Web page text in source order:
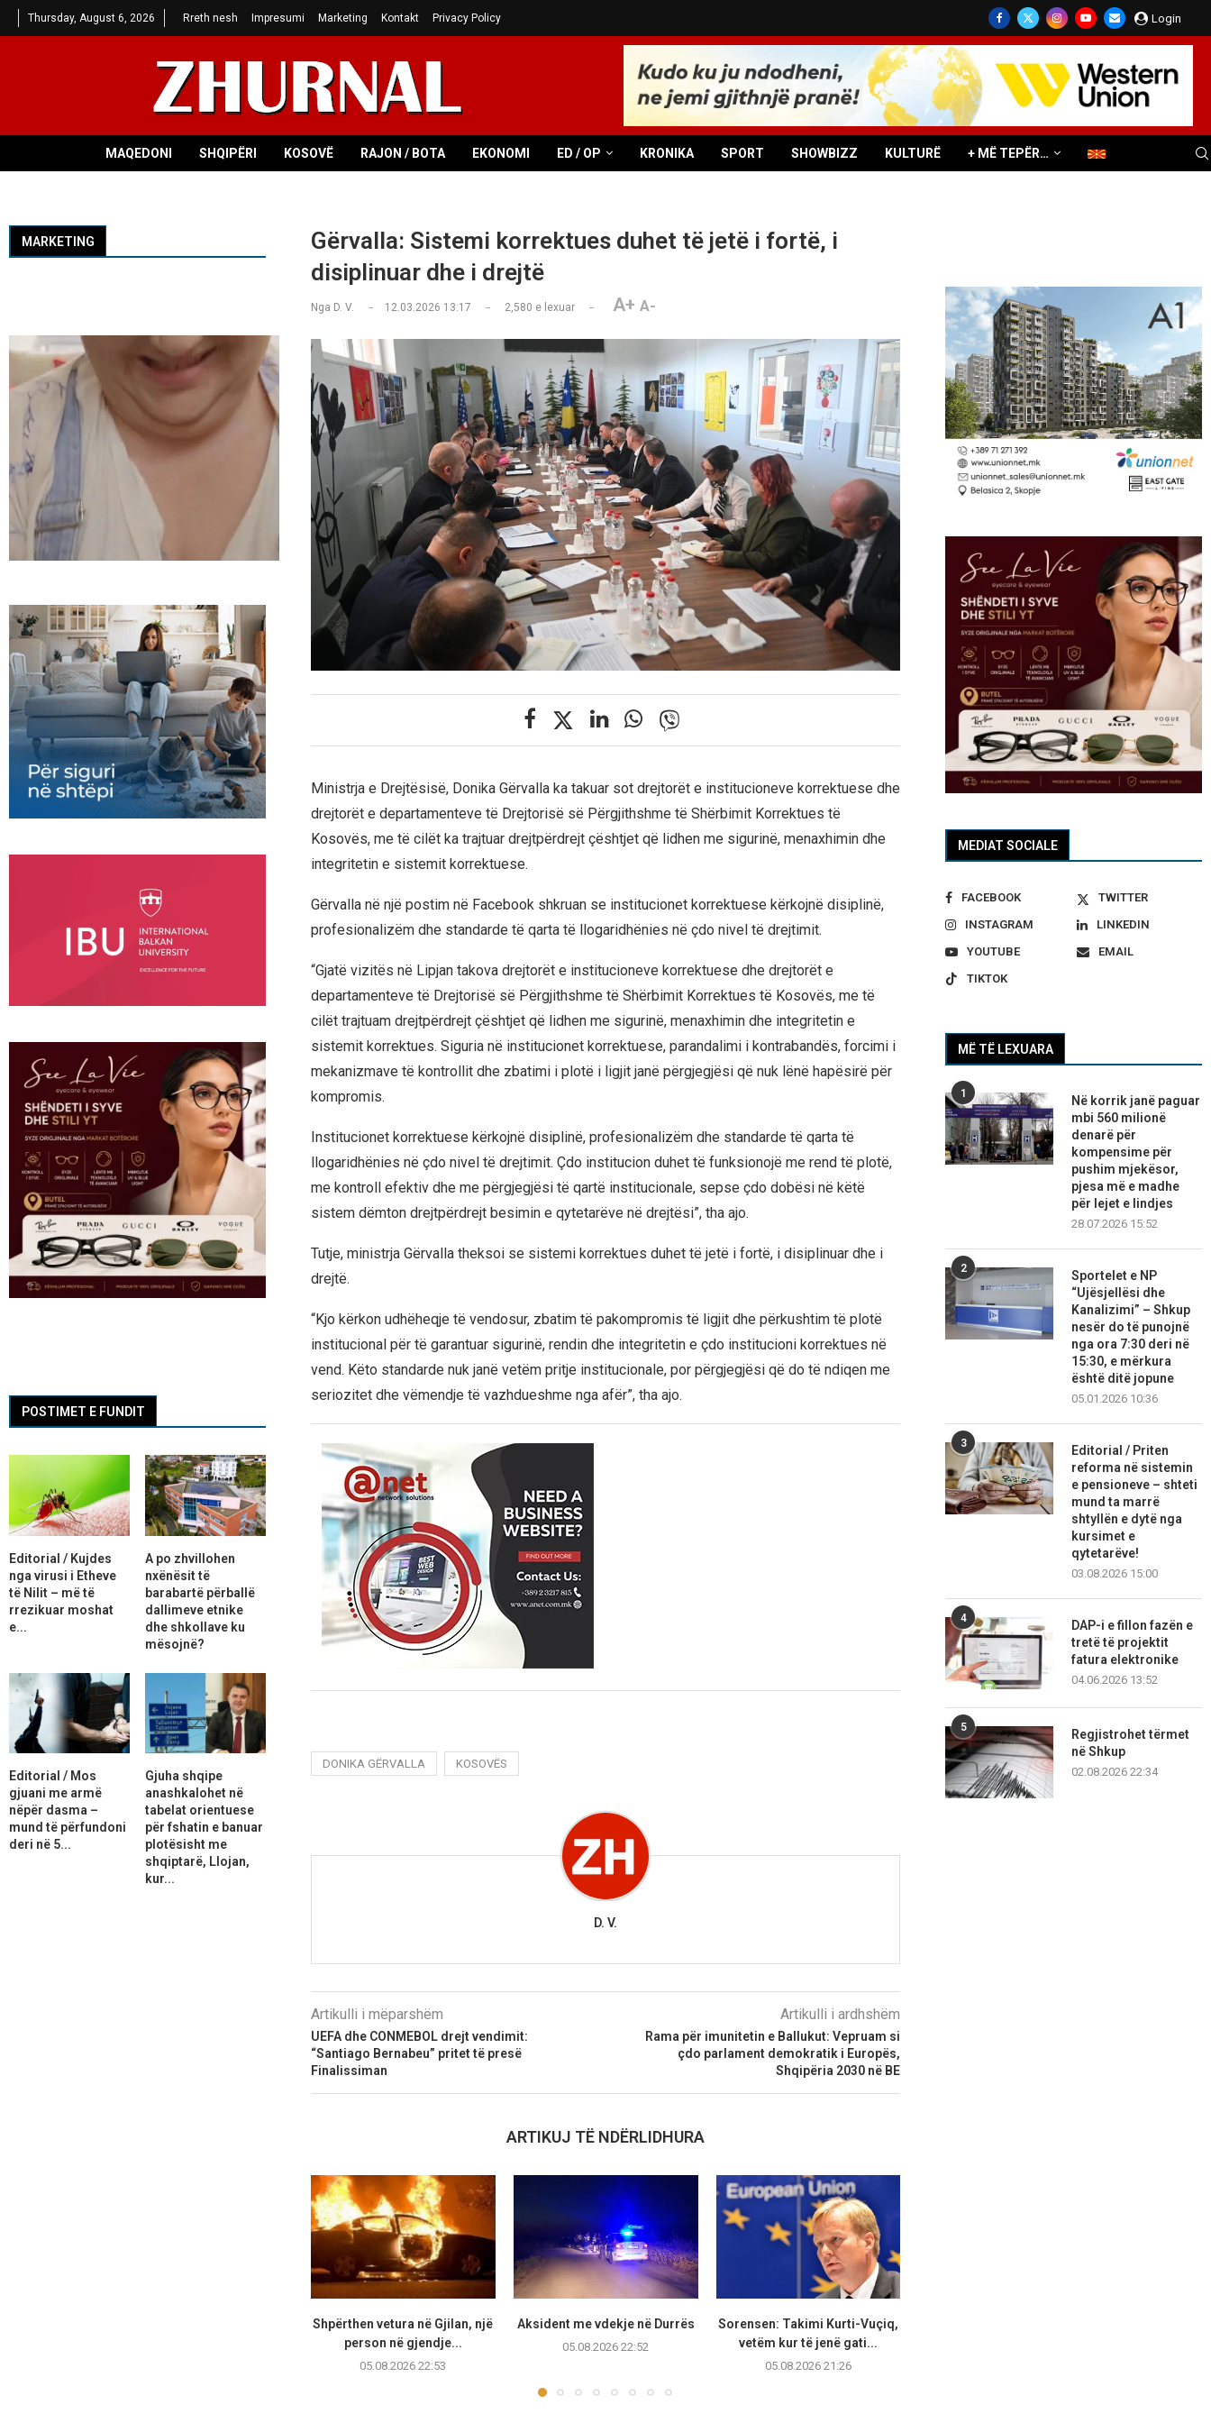
Thursday, August 6, 2026 Rreth nesh Impresumi Marketing Kontakt Privacy Policy Login
MAQEDONI SHQIPËRI KOSOVË RAJON / BOTA EKONOMI ED / OP KRONIKA SPORT SHOWBIZZ KULTURË + MË TEPËR…
Gërvalla: Sistemi korrektues duhet të jetë i fortë, i
disiplinuar dhe i drejtë
Nga D. V. 12.03.2026 13:17 2,580 e lexuar A+ A-
Ministrja e Drejtësisë, Donika Gërvalla ka takuar sot drejtorët e institucioneve korrektuese dhe
drejtorët e departamenteve të Drejtorisë së Përgjithshme të Shërbimit Korrektues të
Kosovës, me të cilët ka trajtuar drejtpërdrejt çështjet që lidhen me sigurinë, menaxhimin dhe
integritetin e sistemit korrektuese.
Gërvalla në një postim në Facebook shkruan se institucionet korrektuese kërkojnë disiplinë,
profesionalizëm dhe standarde të qarta të llogaridhënies në çdo nivel të drejtimit.
“Gjatë vizitës në Lipjan takova drejtorët e institucioneve korrektuese dhe drejtorët e
departamenteve të Drejtorisë së Përgjithshme të Shërbimit Korrektues të Kosovës, me të
cilët trajtuam drejtpërdrejt çështjet që lidhen me sigurinë, menaxhimin dhe integritetin e
sistemit korrektues. Siguria në institucionet korrektuese, parandalimi i kontrabandës, forcimi i
mekanizmave të kontrollit dhe zbatimi i plotë i ligjit janë përgjegjësi që nuk lënë hapësirë për
kompromis.
Institucionet korrektuese kërkojnë disiplinë, profesionalizëm dhe standarde të qarta të
llogaridhënies në çdo nivel të drejtimit. Çdo institucion duhet të funksionojë me rend të plotë,
me kontroll efektiv dhe me përgjegjësi të qartë institucionale, sepse çdo dobësi në këtë
sistem dëmton drejtpërdrejt besimin e qytetarëve në drejtësi”, tha ajo.
Tutje, ministrja Gërvalla theksoi se sistemi korrektues duhet të jetë i fortë, i disiplinuar dhe i
drejtë.
“Kjo kërkon udhëheqje të vendosur, zbatim të pakompromis të ligjit dhe përkushtim të plotë
institucional për të garantuar sigurinë, rendin dhe integritetin e çdo institucioni korrektues në
vend. Këto standarde nuk janë vetëm pritje institucionale, por përgjegjësi që do të ndiqen me
seriozitet dhe vëmendje të vazhdueshme nga afër”, tha ajo.
DONIKA GËRVALLA KOSOVËS
D. V.
Artikulli i mëparshëm
UEFA dhe CONMEBOL drejt vendimit:
“Santiago Bernabeu” pritet të presë
Finalissiman
Artikulli i ardhshëm
Rama për imunitetin e Ballukut: Vepruam si
çdo parlament demokratik i Europës,
Shqipëria 2030 në BE
ARTIKUJ TË NDËRLIDHURA
Shpërthen vetura në Gjilan, një
person në gjendje...
05.08.2026 22:53
Aksident me vdekje në Durrës
05.08.2026 22:52
Sorensen: Takimi Kurti-Vuçiq,
vetëm kur të jenë gati...
05.08.2026 21:26
MEDIAT SOCIALE
FACEBOOK
TWITTER
INSTAGRAM
LINKEDIN
YOUTUBE
EMAIL
TIKTOK
MË TË LEXUARA
1
Në korrik janë paguar
mbi 560 milionë
denarë për
kompensime për
pushim mjekësor,
pjesa më e madhe
për lejet e lindjes
28.07.2026 15:52
2
Sportelet e NP
“Ujësjellësi dhe
Kanalizimi” – Shkup
nesër do të punojnë
nga ora 7:30 deri në
15:30, e mërkura
është ditë jopune
05.01.2026 10:36
3
Editorial / Priten
reforma në sistemin
e pensioneve – shteti
mund ta marrë
shtyllën e dytë nga
kursimet e
qytetarëve!
03.08.2026 15:00
4
DAP-i e fillon fazën e
tretë të projektit
fatura elektronike
04.06.2026 13:52
5
Regjistrohet tërmet
në Shkup
02.08.2026 22:34
MARKETING
POSTIMET E FUNDIT
Editorial / Kujdes
nga virusi i Etheve
të Nilit – më të
rrezikuar moshat
e...
A po zhvillohen
nxënësit të
barabartë përballë
dallimeve etnike
dhe shkollave ku
mësojnë?
Editorial / Mos
gjuani me armë
nëpër dasma –
mund të përfundoni
deri në 5...
Gjuha shqipe
anashkalohet në
tabelat orientuese
për fshatin e banuar
plotësisht me
shqiptarë, Llojan,
kur...